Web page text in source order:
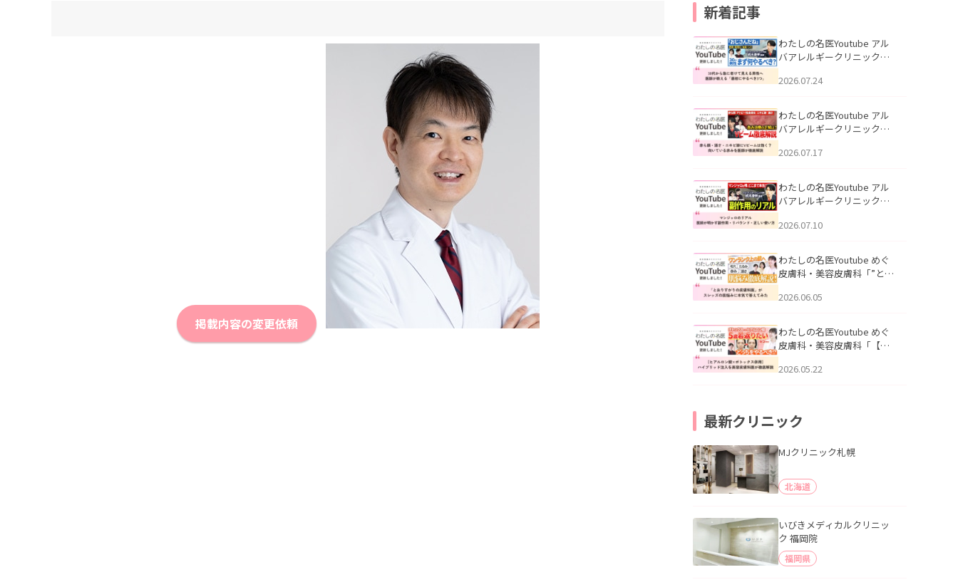
掲載内容の変更依頼
新着記事
わたしの名医Youtube アル
バアレルギークリニック札
える男性へ｜医師が教える
公開いたしました。
2026.07.24
わたしの名医Youtube アル
バアレルギークリニック札
跡にVビームは効く？向いて
説」を公開いたしました。
2026.07.17
わたしの名医Youtube アル
バアレルギークリニック札
医師が明かす副作用・リバ
公開いたしました。
2026.07.10
わたしの名医Youtube めぐ
皮膚科・美容皮膚科「”とお
ッズの肌悩みに本気で答え
た。
2026.06.05
わたしの名医Youtube めぐ
皮膚科・美容皮膚科「【ヒ
用】ハイブリッド注入を美
2026.05.22
最新クリニック
MJクリニック札幌
北海道
いびきメディカルクリニッ
ク 福岡院
福岡県